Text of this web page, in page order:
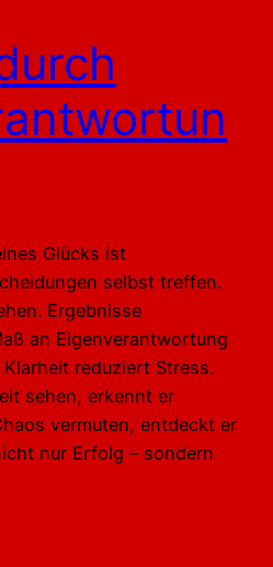
Glücks ist
selbst treffen.
Ergebnisse
an Eigenverantwortung
reduziert Stress.
sehen, erkennt er
vermuten, entdeckt er
nur Erfolg – sondern